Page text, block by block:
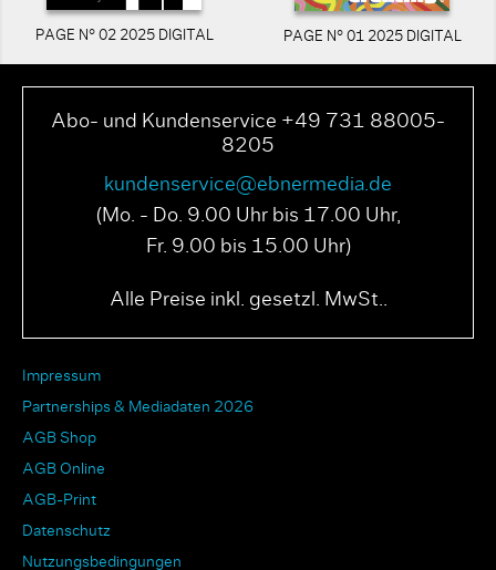
PAGE N° 02 2025 DIGITAL PAGE N° 01 2025 DIGITAL
Abo- und Kundenservice +49 731 88005-
8205
kundenservice@ebnermedia.de
(Mo. - Do. 9.00 Uhr bis 17.00 Uhr,
Fr. 9.00 bis 15.00 Uhr)
Alle Preise inkl. gesetzl. MwSt..
Impressum
Partnerships & Mediadaten 2026
AGB Shop
AGB Online
AGB-Print
Datenschutz
Nutzungsbedingungen